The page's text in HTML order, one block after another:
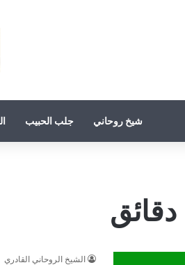
شيخ روحاني جلب الحبيب
الشيخ الروحاني القادري